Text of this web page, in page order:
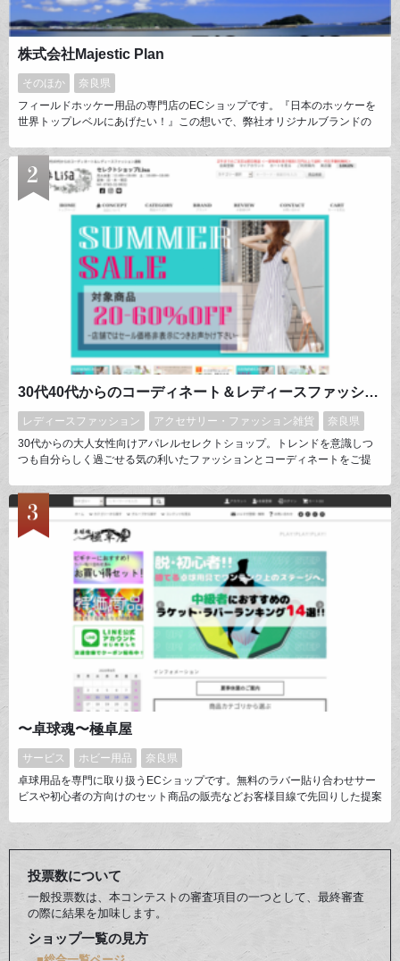
株式会社Majestic Plan
そのほか
奈良県
フィールドホッケー用品の専門店のECショップです。『日本のホッケーを
世界トップレベルにあげたい！』この想いで、弊社オリジナルブランドの
売・製造を行っております。スタッフ全員がホッケー経験者ですので、お客
さまの様々なニーズに対応させていただいております。
30代40代からのコーディネート＆レディースファッション通販
レディースファッション アクセサリー・ファッション雑貨
奈良県
30代からの大人女性向けアパレルセレクトショップ。トレンドを意識しつ
つも自分らしく過ごせる気の利いたファッションとコーディネートをご提
も珍しいタイプ分けしないパーソナルカラー診断が出来るカラーリストでも
あるオーナー中心にInstagram等のSNSを通じてお客様の日常や人生をより
豊かにするお手伝いをしたいと思って発信しています。
〜卓球魂〜極卓屋
サービス ホビー用品
奈良県
卓球用品を専門に取り扱うECショップです。無料のラバー貼り合わせサー
ビスや初心者の方向けのセット商品の販売などお客様目線で先回りした提案
投票数について
一般投票数は、本コンテストの審査項目の一つとして、最終審査
の際に結果を加味します。
ショップ一覧の見方